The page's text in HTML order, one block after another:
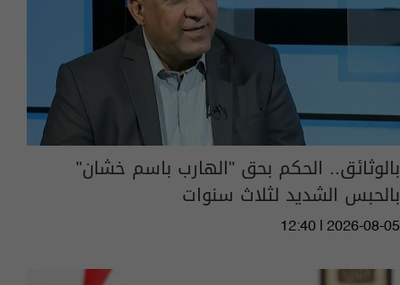
بالوثائق.. الحكم بحق "الهارب باسم خشان"
بالحبس الشديد لثلاث سنوات
12:40 | 2026-08-05